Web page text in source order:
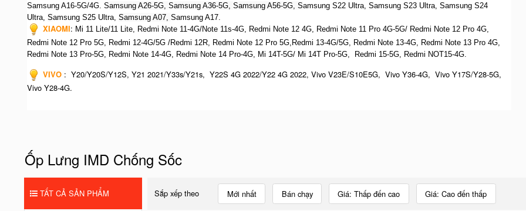
Samsung A16-5G/4G. Samsung A26-5G, Samsung A36-5G, Samsung A56-5G, Samsung S22 Ultra, Samsung S23 Ultra, Samsung S24
Ultra, Samsung S25 Ultra, Samsung A07, Samsung A17.
XIAOMI: Mi 11 Lite/11 Lite, Redmi Note 11-4G/Note 11s-4G, Redmi Note 12 4G, Redmi Note 11 Pro 4G-5G/ Redmi Note 12 Pro 4G,
Redmi Note 12 Pro 5G, Redmi 12-4G/5G /Redmi 12R, Redmi Note 12 Pro 5G,Redmi 13-4G/5G, Redmi Note 13-4G, Redmi Note 13 Pro 4G,
Redmi Note 13 Pro-5G, Redmi Note 14-4G, Redmi Note 14 Pro-4G, Mi 14T-5G/ Mi 14T Pro-5G, Redmi 15-5G, Redmi NOT15-4G.
VIVO : Y20/Y20S/Y12S, Y21 2021/Y33s/Y21s, Y22S 4G 2022/Y22 4G 2022, Vivo V23E/S10E5G, Vivo Y36-4G, Vivo Y17S/Y28-5G,
Vivo Y28-4G.
Ốp Lưng IMD Chống Sốc
TẤT CẢ SẢN PHẨM Sắp xếp theo Mới nhất Bán chạy Giá: Thấp đến cao Giá: Cao đến thấp